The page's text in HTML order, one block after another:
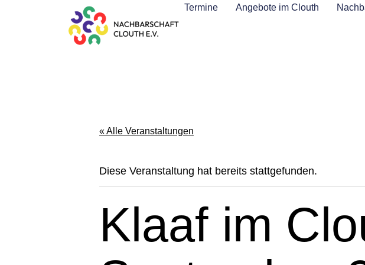
Termine Angebote im Clouth
« Alle Veranstaltungen
Diese Veranstaltung hat bereits stattgefunden.
Klaaf im